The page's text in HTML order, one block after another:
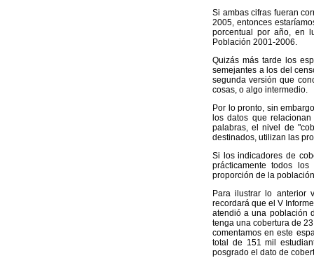
Si ambas cifras fueran
2005, entonces
porcentual por año, en
Población 2001-2006.
Quizás más tarde los
semejantes a los del
segunda versión que
cosas, o algo intermedio.
Por lo pronto, sin
los datos que
palabras, el nivel de
destinados, utilizan las
Si los indicadores de
prácticamente todos
proporción de la
Para ilustrar lo anterior
recordará que el V
atendió a una población
tenga una cobertura de
comentamos en este
total de 151 mil
posgrado el dato de